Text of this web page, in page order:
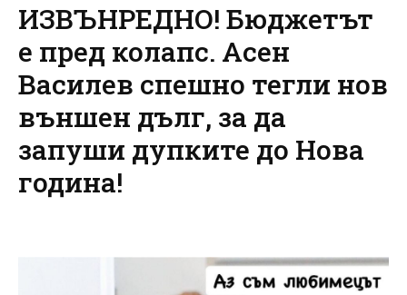
ИЗВЪНРЕДНО! Бюджетът
е пред колапс. Асен
Василев спешно тегли нов
външен дълг, за да
запуши дупките до Нова
година!